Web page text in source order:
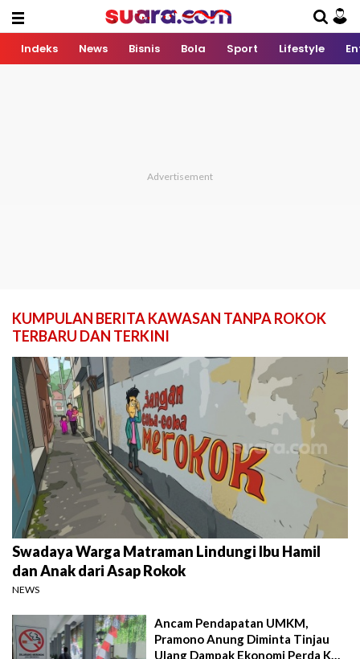
Indeks News Bisnis Bola Sport Lifestyle
KUMPULAN BERITA KAWASAN TANPA ROKOK
TERBARU DAN TERKINI
Swadaya Warga Matraman Lindungi Ibu Hamil
dan Anak dari Asap Rokok
NEWS
Ancam Pendapatan UMKM,
Pramono Anung Diminta Tinjau
Ulang Dampak Ekonomi Perda KTR